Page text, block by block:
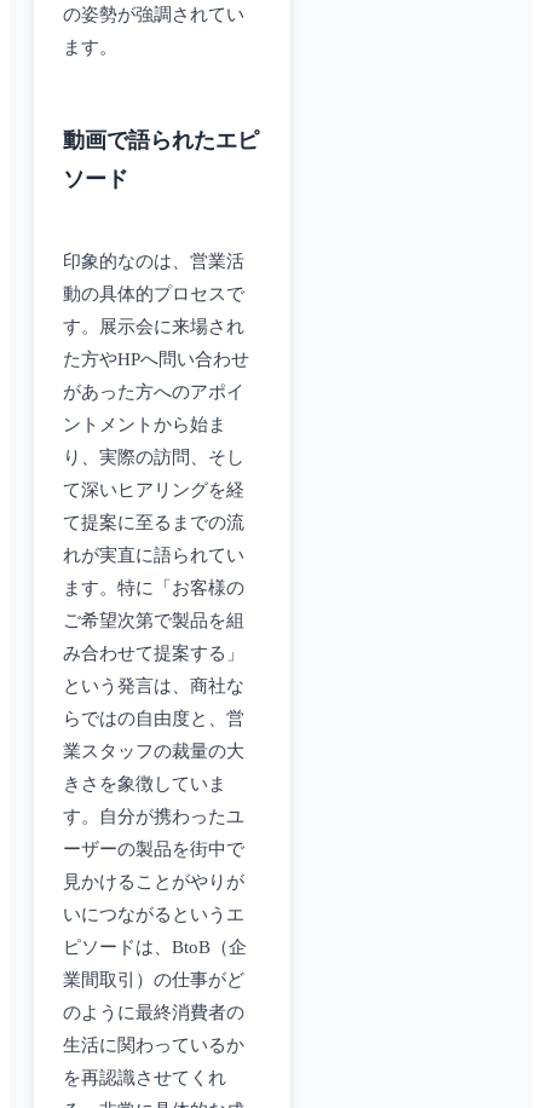
の姿勢が強調されてい
ます。
動画で語られたエピ
ソード
印象的なのは、営業活
動の具体的プロセスで
す。展示会に来場され
た方やHPへ問い合わせ
があった方へのアポイ
ントメントから始ま
り、実際の訪問、そし
て深いヒアリングを経
て提案に至るまでの流
れが実直に語られてい
ます。特に「お客様の
ご希望次第で製品を組
み合わせて提案する」
という発言は、商社な
らではの自由度と、営
業スタッフの裁量の大
きさを象徴していま
す。自分が携わったユ
ーザーの製品を街中で
見かけることがやりが
いにつながるというエ
ピソードは、BtoB（企
業間取引）の仕事がど
のように最終消費者の
生活に関わっているか
を再認識させてくれ